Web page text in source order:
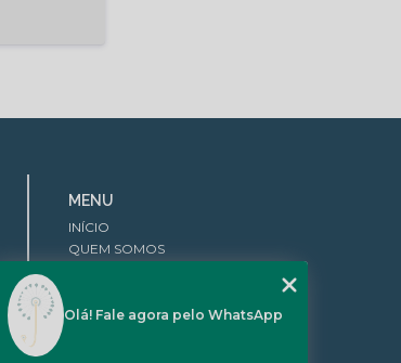
MENU
INÍCIO
QUEM SOMOS
CATEGORIAS
Olá! Fale agora pelo WhatsApp